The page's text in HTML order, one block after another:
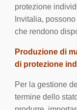
protezione
Invitalia,
che rendono
Produzione di
di protezione
Per la gestione
termine dello